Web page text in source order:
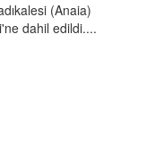
(Anaia)
dahil edildi....